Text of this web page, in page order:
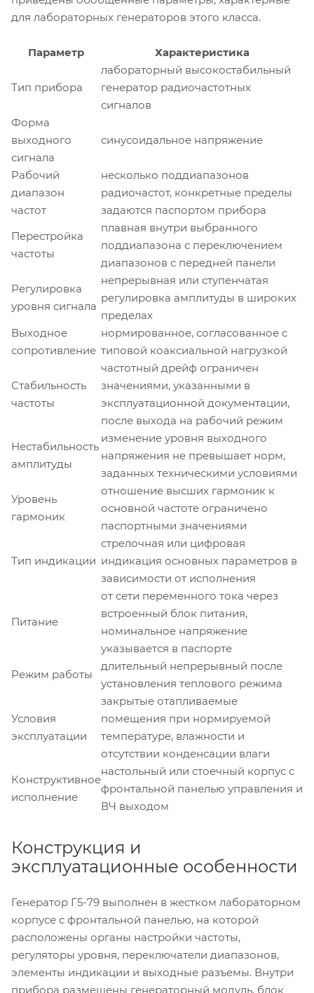
для лабораторных генераторов этого класса.
Параметр Характеристика
Тип прибора
лабораторный высокостабильный
генератор радиочастотных
сигналов
Форма
выходного
сигнала
синусоидальное напряжение
Рабочий
диапазон
частот
несколько поддиапазонов
радиочастот, конкретные пределы
задаются паспортом прибора
Перестройка
частоты
плавная внутри выбранного
поддиапазона с переключением
диапазонов с передней панели
Регулировка
уровня сигнала
непрерывная или ступенчатая
регулировка амплитуды в широких
пределах
Выходное
сопротивление
нормированное, согласованное с
типовой коаксиальной нагрузкой
Стабильность
частоты
частотный дрейф ограничен
значениями, указанными в
эксплуатационной документации,
после выхода на рабочий режим
Нестабильность
амплитуды
изменение уровня выходного
напряжения не превышает норм,
заданных техническими условиями
Уровень
гармоник
отношение высших гармоник к
основной частоте ограничено
паспортными значениями
Тип индикации
стрелочная или цифровая
индикация основных параметров в
зависимости от исполнения
Питание
от сети переменного тока через
встроенный блок питания,
номинальное напряжение
указывается в паспорте
Режим работы
длительный непрерывный после
установления теплового режима
Условия
эксплуатации
закрытые отапливаемые
помещения при нормируемой
температуре, влажности и
отсутствии конденсации влаги
Конструктивное
исполнение
настольный или стоечный корпус с
фронтальной панелью управления и
ВЧ выходом
Конструкция и
эксплуатационные особенности
Генератор Г5-79 выполнен в жестком лабораторном
корпусе с фронтальной панелью, на которой
расположены органы настройки частоты,
регуляторы уровня, переключатели диапазонов,
элементы индикации и выходные разъемы. Внутри
прибора размещены генераторный модуль, блок